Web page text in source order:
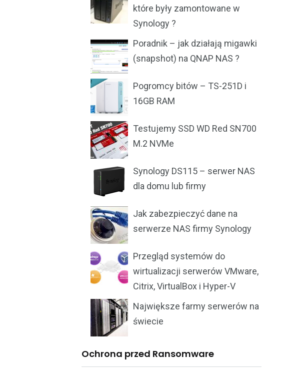
które były zamontowane w
Synology ?
Poradnik – jak działają migawki
(snapshot) na QNAP NAS ?
Pogromcy bitów – TS-251D i
16GB RAM
Testujemy SSD WD Red SN700
M.2 NVMe
Synology DS115 – serwer NAS
dla domu lub firmy
Jak zabezpieczyć dane na
serwerze NAS firmy Synology
Przegląd systemów do
wirtualizacji serwerów VMware,
Citrix, VirtualBox i Hyper-V
Największe farmy serwerów na
świecie
Ochrona przed Ransomware